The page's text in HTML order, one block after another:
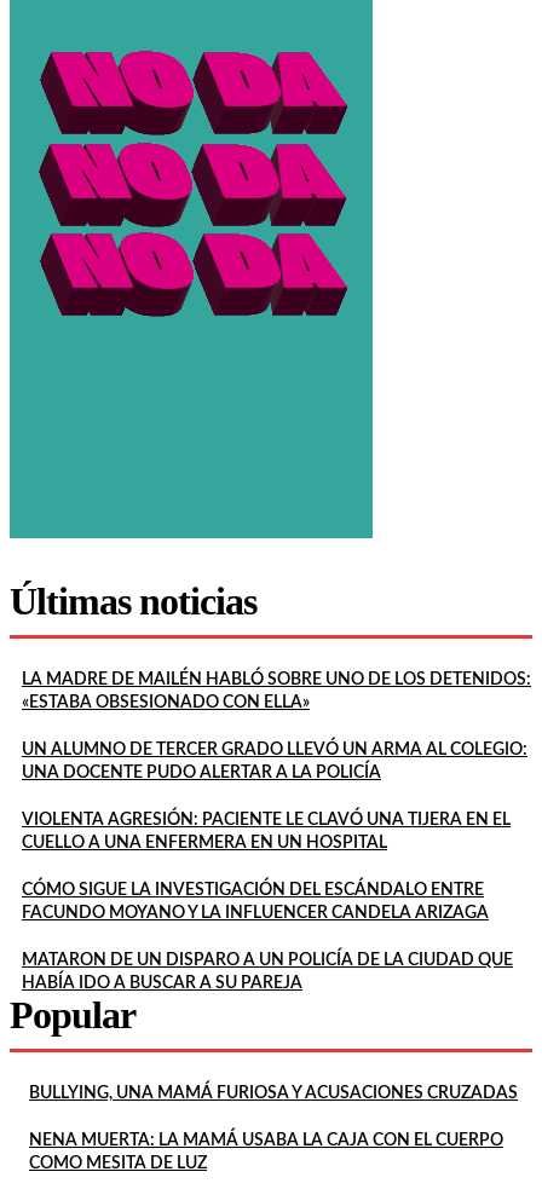
Últimas noticias
LA MADRE DE MAILÉN HABLÓ SOBRE UNO DE LOS DETENIDOS:
«ESTABA OBSESIONADO CON ELLA»
UN ALUMNO DE TERCER GRADO LLEVÓ UN ARMA AL COLEGIO:
UNA DOCENTE PUDO ALERTAR A LA POLICÍA
VIOLENTA AGRESIÓN: PACIENTE LE CLAVÓ UNA TIJERA EN EL
CUELLO A UNA ENFERMERA EN UN HOSPITAL
CÓMO SIGUE LA INVESTIGACIÓN DEL ESCÁNDALO ENTRE
FACUNDO MOYANO Y LA INFLUENCER CANDELA ARIZAGA
MATARON DE UN DISPARO A UN POLICÍA DE LA CIUDAD QUE
HABÍA IDO A BUSCAR A SU PAREJA
Popular
BULLYING, UNA MAMÁ FURIOSA Y ACUSACIONES CRUZADAS
NENA MUERTA: LA MAMÁ USABA LA CAJA CON EL CUERPO
COMO MESITA DE LUZ